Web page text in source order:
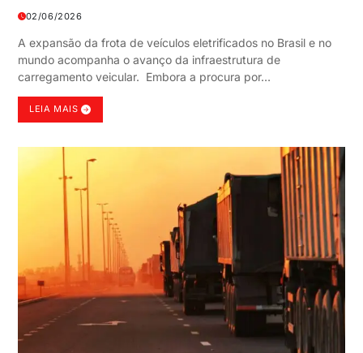
02/06/2026
A expansão da frota de veículos eletrificados no Brasil e no
mundo acompanha o avanço da infraestrutura de
carregamento veicular. Embora a procura por…
LEIA MAIS